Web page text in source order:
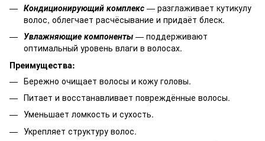
Кондиционирующий комплекс — разглаживает кутикулу
волос, облегчает расчёсывание и придаёт блеск.
Увлажняющие компоненты — поддерживают
оптимальный уровень влаги в волосах.
Преимущества:
Бережно очищает волосы и кожу головы.
Питает и восстанавливает повреждённые волосы.
Уменьшает ломкость и сухость.
Укрепляет структуру волос.